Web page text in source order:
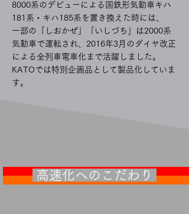
8000系のデビューによる国鉄形気動車キハ
181系・キハ185系を置き換えた時には、
一部の「しおかぜ」「いしづち」は2000系
気動車で運転され、2016年3月のダイヤ改正
による全列車電車化まで活躍しました。
KATOでは特別企画品として製品化していま
す。
高速化へのこだわり